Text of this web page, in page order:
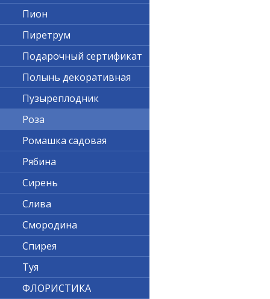
Пион
Пиретрум
Подарочный сертификат
Полынь декоративная
Пузыреплодник
Роза
Ромашка садовая
Рябина
Сирень
Слива
Смородина
Спирея
Туя
ФЛОРИСТИКА